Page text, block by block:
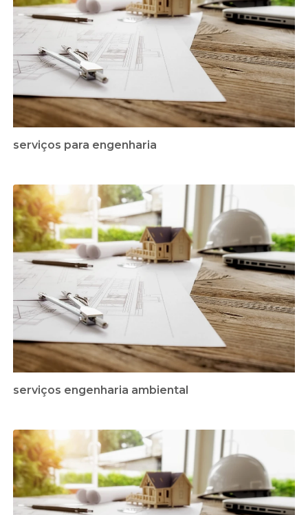
serviços para engenharia
serviços engenharia ambiental